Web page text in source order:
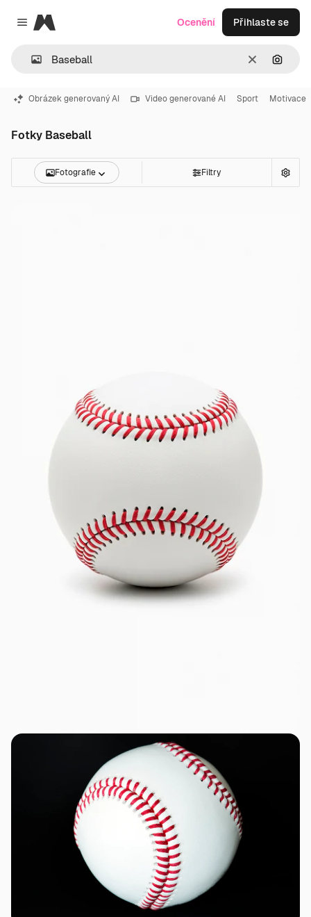
Close menu
Magnific
ZrušitHledat
Ocenění Přihlaste se
Obrázek generovaný AI Video generované AI Sport Motivace
Fotky Baseball
Fotografie Filtry